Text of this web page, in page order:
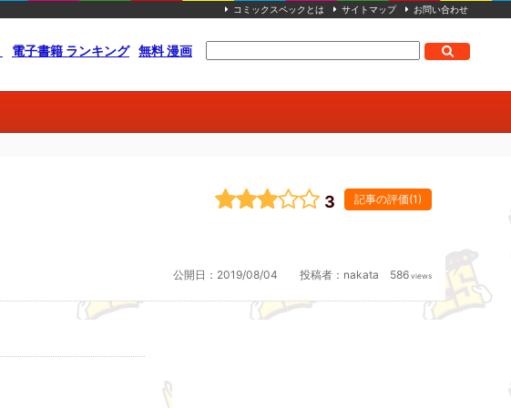
コミックスペックとは サイトマップ お問い合わせ
電子書籍 ランキング 無料 漫画
3 記事の評価(1)
公開日： 2019/08/04 投稿者： nakata 586 views